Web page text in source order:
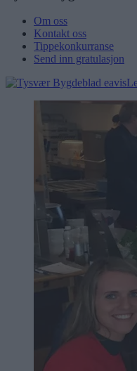
Om oss
Kontakt oss
Tippekonkurranse
Send inn gratulasjon